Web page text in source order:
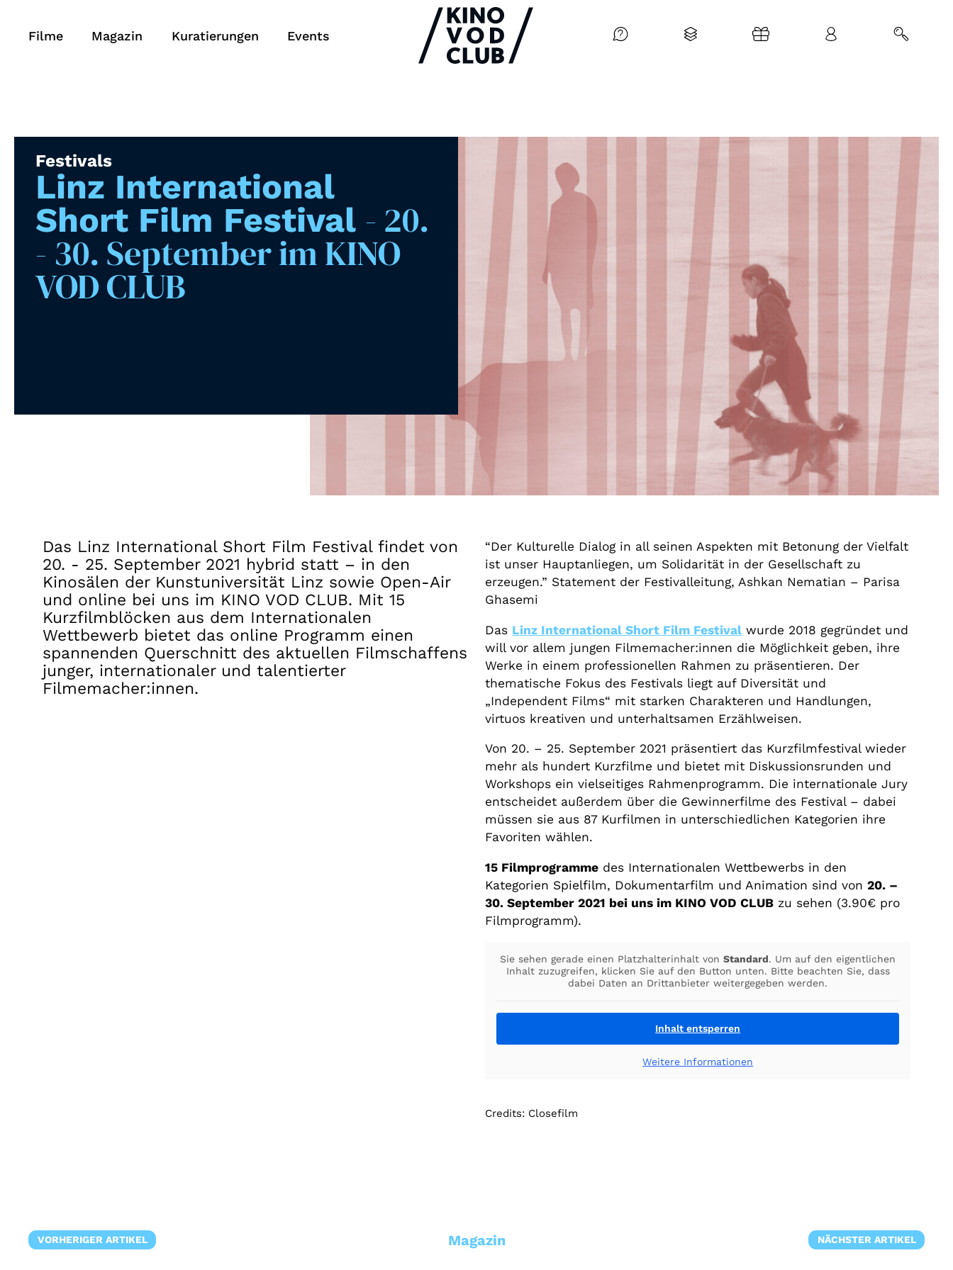
Kuratierungen
So geht’s
Filmpakete
Gutscheine
& Filmpässe
Account
Suche
Filme Magazin Kuratierungen Events
Festivals
Linz International
Short Film Festival - 20.
- 30. September im KINO
VOD CLUB
Das Linz International Short Film Festival findet von
20. - 25. September 2021 hybrid statt – in den
Kinosälen der Kunstuniversität Linz sowie Open-Air
und online bei uns im KINO VOD CLUB. Mit 15
Kurzfilmblöcken aus dem Internationalen
Wettbewerb bietet das online Programm einen
spannenden Querschnitt des aktuellen Filmschaffens
junger, internationaler und talentierter
Filmemacher:innen.
“Der Kulturelle Dialog in all seinen Aspekten mit Betonung der Vielfalt
ist unser Hauptanliegen, um Solidarität in der Gesellschaft zu
erzeugen.” Statement der Festivalleitung, Ashkan Nematian – Parisa
Ghasemi
Das Linz International Short Film Festival wurde 2018 gegründet und
will vor allem jungen Filmemacher:innen die Möglichkeit geben, ihre
Werke in einem professionellen Rahmen zu präsentieren. Der
thematische Fokus des Festivals liegt auf Diversität und
„Independent Films“ mit starken Charakteren und Handlungen,
virtuos kreativen und unterhaltsamen Erzählweisen.
Von 20. – 25. September 2021 präsentiert das Kurzfilmfestival wieder
mehr als hundert Kurzfilme und bietet mit Diskussionsrunden und
Workshops ein vielseitiges Rahmenprogramm. Die internationale Jury
entscheidet außerdem über die Gewinnerfilme des Festival – dabei
müssen sie aus 87 Kurfilmen in unterschiedlichen Kategorien ihre
Favoriten wählen.
15 Filmprogramme des Internationalen Wettbewerbs in den
Kategorien Spielfilm, Dokumentarfilm und Animation sind von20. –
30. September 2021 bei uns im KINO VOD CLUB zu sehen (3.90€ pro
Filmprogramm).
Sie sehen gerade einen Platzhalterinhalt vonStandard. Um auf den eigentlichen
Inhalt zuzugreifen, klicken Sie auf den Button unten. Bitte beachten Sie, dass
dabei Daten an Drittanbieter weitergegeben werden.
Inhalt entsperren
Weitere Informationen
Credits: Closefilm
VORHERIGER ARTIKEL Magazin NÄCHSTER ARTIKEL